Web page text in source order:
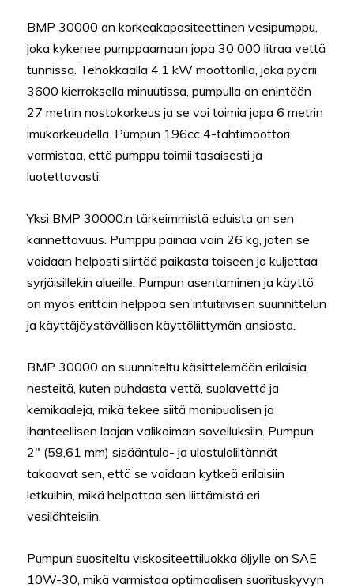
BMP 30000 on korkeakapasiteettinen vesipumppu,
joka kykenee pumppaamaan jopa 30 000 litraa vettä
tunnissa. Tehokkaalla 4,1 kW moottorilla, joka pyörii
3600 kierroksella minuutissa, pumpulla on enintään
27 metrin nostokorkeus ja se voi toimia jopa 6 metrin
imukorkeudella. Pumpun 196cc 4-tahtimoottori
varmistaa, että pumppu toimii tasaisesti ja
luotettavasti.
Yksi BMP 30000:n tärkeimmistä eduista on sen
kannettavuus. Pumppu painaa vain 26 kg, joten se
voidaan helposti siirtää paikasta toiseen ja kuljettaa
syrjäisillekin alueille. Pumpun asentaminen ja käyttö
on myös erittäin helppoa sen intuitiivisen suunnittelun
ja käyttäjäystävällisen käyttöliittymän ansiosta.
BMP 30000 on suunniteltu käsittelemään erilaisia ​​
nesteitä, kuten puhdasta vettä, suolavettä ja
kemikaaleja, mikä tekee siitä monipuolisen ja
ihanteellisen laajan valikoiman sovelluksiin. Pumpun
2″ (59,61 mm) sisääntulo- ja ulostuloliitännät
takaavat sen, että se voidaan kytkeä erilaisiin
letkuihin, mikä helpottaa sen liittämistä eri
vesilähteisiin.
Pumpun suositeltu viskositeettiluokka öljylle on SAE
10W-30, mikä varmistaa optimaalisen suorituskyvyn